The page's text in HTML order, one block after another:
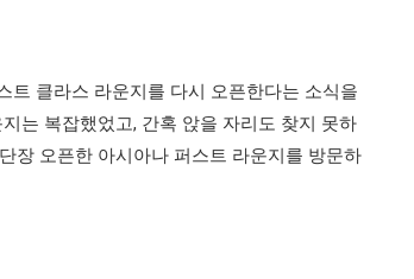
트 클라스 라운지를 다시 오픈한다는 소식을
는 복잡했었고, 간혹 앉을 자리도 찾지 못하
장 오픈한 아시아나 퍼스트 라운지를 방문하